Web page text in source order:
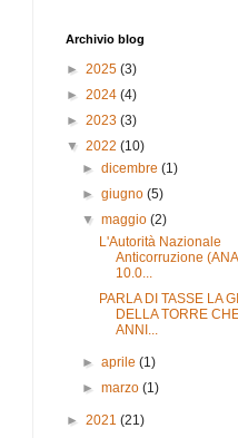
Archivio blog
► 2025 (3)
► 2024 (4)
► 2023 (3)
▼ 2022 (10)
►dicembre(1)
►giugno(5)
▼maggio(2)
L'Autorità Nazionale
Anticorruzione
10.0...
PARLA DI TASSE LA
DELLA TORRE
ANNI...
►aprile(1)
►marzo(1)
► 2021 (21)